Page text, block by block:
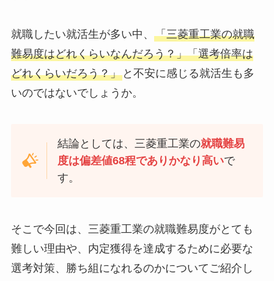
就職したい就活生が多い中、 「三菱重工業の就職
難易度はどれくらいなんだろう？」「選考倍率は
どれくらいだろう？」と不安に感じる就活生も多
いのではないでしょうか。
結論としては、三菱重工業の就職難易
度は偏差値68程でありかなり高いで
す。
そこで今回は、三菱重工業の就職難易度がとても
難しい理由や、内定獲得を達成するために必要な
選考対策、勝ち組になれるのかについてご紹介し